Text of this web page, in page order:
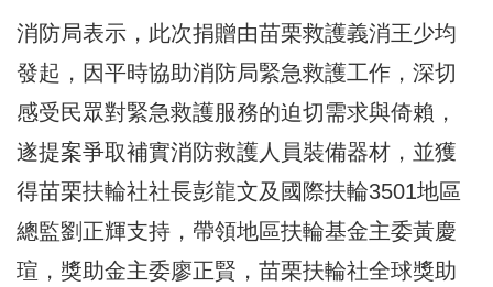
消防局表示，此次捐贈由苗栗救護義消王少均
發起，因平時協助消防局緊急救護工作，深切
感受民眾對緊急救護服務的迫切需求與倚賴，
遂提案爭取補實消防救護人員裝備器材，並獲
得苗栗扶輪社社長彭龍文及國際扶輪3501地區
總監劉正輝支持，帶領地區扶輪基金主委黃慶
瑄，獎助金主委廖正賢，苗栗扶輪社全球獎助